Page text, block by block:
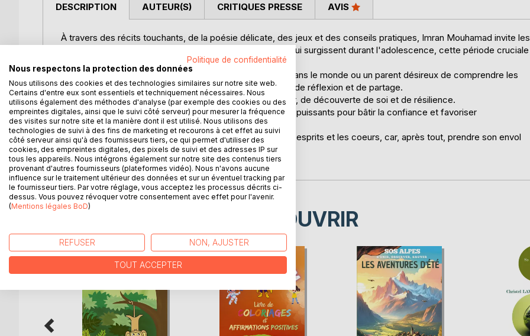
DESCRIPTION
À travers des récits touchants, de la poésie délicate, des jeux et des conseils pratiques, Imran Mouhamad invite les
lecteurs à explorer les défis, les rêves et les aspirations qui surgissent durant l'adolescence, cette période cruciale
de la vie.
Que vous soyez un adolescent en quête de votre place dans le monde ou un parent désireux de comprendre les
tourments de votre enfant, Ce livre vous offre un espace de réflexion et de partage.
Laissez-vous emporter par des récits d'amitié et d'amour, de découverte de soi et de résilience.
Découvrez comment les mots peuvent devenir des outils puissants pour bâtir la confiance et favoriser
l'épanouissement.
Ce sont des histoires authentiques qui sauront éveiller les esprits et les coeurs, car, après tout, prendre son envol
est le premier pas vers la réalisation de ses rêves.
Illustrations intérieures : Assia Bouhali
AUTEUR(S) CRITIQUES PRESSE AVIS
D’AUTRES TITRES À DÉCOUVRIR
Politique de confidentialité
Nous respectons la protection des données
Nous utilisons des cookies et des technologies similaires sur notre site web.
Certains d'entre eux sont essentiels et techniquement nécessaires. Nous
utilisons également des méthodes d'analyse (par exemple des cookies ou des
empreintes digitales, ainsi que le suivi côté serveur) pour mesurer la fréquence
des visites sur notre site et la manière dont il est utilisé. Nous utilisons des
technologies de suivi à des fins de marketing et recourons à cet effet au suivi
côté serveur ainsi qu'à des fournisseurs tiers, ce qui permet d'utiliser des
cookies, des empreintes digitales, des pixels de suivi et des adresses IP sur
tous les appareils. Nous intégrons également sur notre site des contenus tiers
provenant d'autres fournisseurs (plateformes vidéo). Nous n'avons aucune
influence sur le traitement ultérieur des données et sur un éventuel tracking par
le fournisseur tiers. Par votre réglage, vous acceptez les processus décrits ci-
dessus. Vous pouvez révoquer votre consentement avec effet pour l'avenir.
(Mentions légales BoD)
REFUSER NON, AJUSTER
TOUT ACCEPTER